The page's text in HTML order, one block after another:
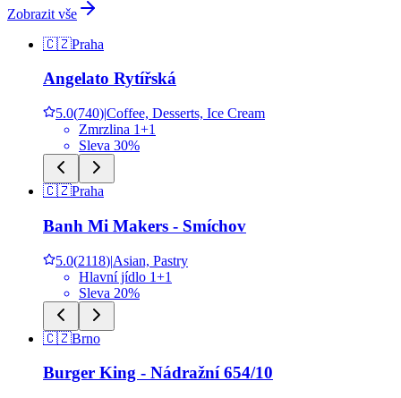
Zobrazit vše
🇨🇿Praha
Angelato Rytířská
5.0(740)|Coffee, Desserts, Ice Cream
Zmrzlina 1+1
Sleva 30%
🇨🇿Praha
Banh Mi Makers - Smíchov
5.0(2118)|Asian, Pastry
Hlavní jídlo 1+1
Sleva 20%
🇨🇿Brno
Burger King - Nádražní 654/10